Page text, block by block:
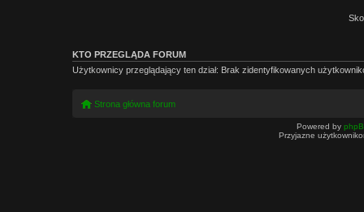
KTO PRZEGLĄDA FORUM
Użytkownicy przeglądający ten dział: Brak zidentyfikowanych
Strona główna forum
Powered by
Przyjazne